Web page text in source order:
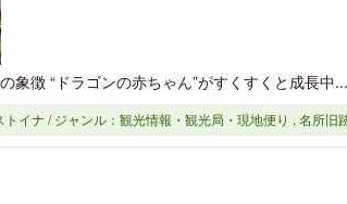
象徴 “ドラゴンの赤ちゃん”がすくすくと成長中...
イナ / ジャンル：観光情報・観光局・現地便り , 名所旧